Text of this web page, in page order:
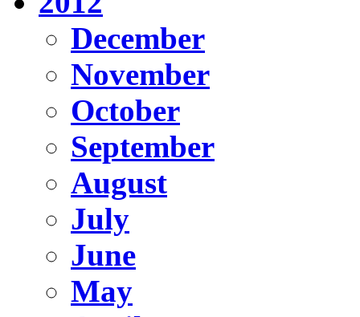
December
November
October
September
August
July
June
May